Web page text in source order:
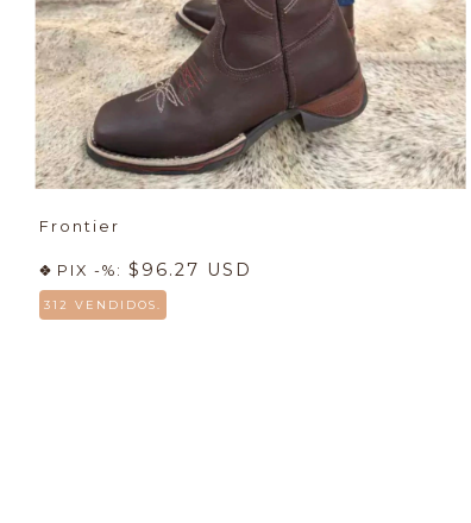
Frontier
PIX -%:$96.27 USD
312 VENDIDOS.